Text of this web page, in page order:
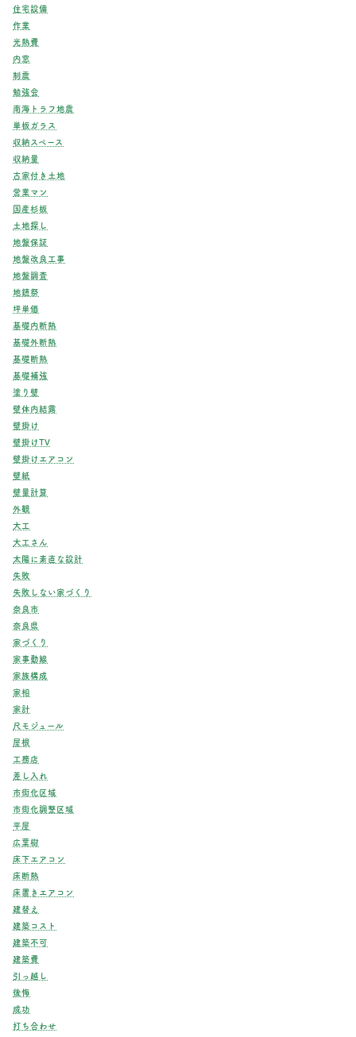
住宅設備
作業
光熱費
内窓
制震
勉強会
南海トラフ地震
単板ガラス
収納スペース
収納量
古家付き土地
営業マン
国産杉板
土地探し
地盤保証
地盤改良工事
地盤調査
地鎮祭
坪単価
基礎内断熱
基礎外断熱
基礎断熱
基礎補強
塗り壁
壁体内結露
壁掛け
壁掛けTV
壁掛けエアコン
壁紙
壁量計算
外観
大工
大工さん
太陽に素直な設計
失敗
失敗しない家づくり
奈良市
奈良県
家づくり
家事動線
家族構成
家相
家計
尺モジュール
屋根
工務店
差し入れ
市街化区域
市街化調整区域
平屋
広葉樹
床下エアコン
床断熱
床置きエアコン
建替え
建築コスト
建築不可
建築費
引っ越し
後悔
成功
打ち合わせ